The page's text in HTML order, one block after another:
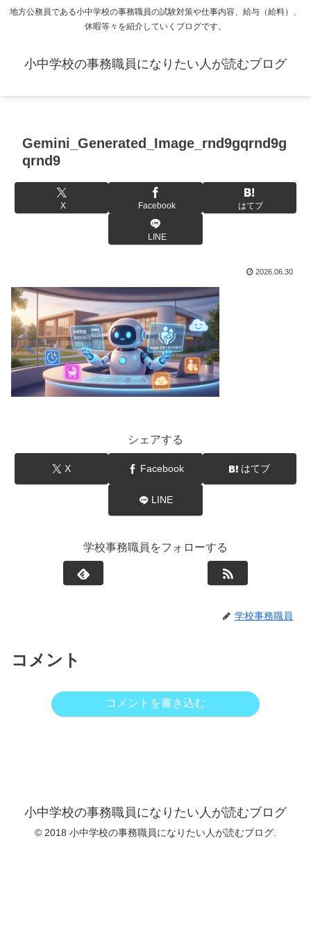
地方公務員である小中学校の事務職員の試験対策や仕事内容、給与（給料）、
休暇等々を紹介していくブログです。
小中学校の事務職員になりたい人が読むブログ
Gemini_Generated_Image_rnd9gqrnd9g
qrnd9
X Facebook はてブ
LINE
2026.06.30
シェアする
X Facebook はてブ
LINE
学校事務職員をフォローする
学校事務職員
コメント
コメントを書き込む
小中学校の事務職員になりたい人が読むブログ
© 2018 小中学校の事務職員になりたい人が読むブログ.